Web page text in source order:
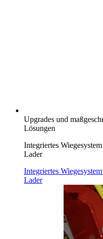
Upgrades und
Lösungen
Integriertes
Lader
Integriertes
Lader